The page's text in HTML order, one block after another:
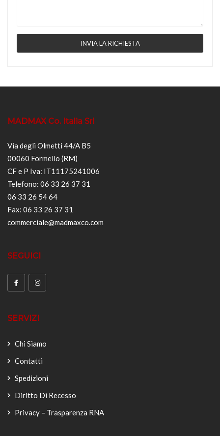
MADMAX Co. Italia Srl
Via degli Olmetti 44/A B5
00060 Formello (RM)
CF e P Iva: IT11175241006
Telefono: 06 33 26 37 31
06 33 26 54 64
Fax: 06 33 26 37 31
commerciale@madmaxco.com
SEGUICI
SERVIZI
Chi Siamo
Contatti
Spedizioni
Diritto Di Recesso
Privacy – Trasparenza RNA